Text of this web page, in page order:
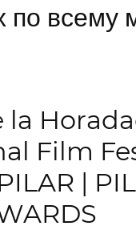
по всему
la
Film
|